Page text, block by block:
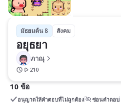
มัธยมต้น 8 สังคม
อยุธยา
ภาณุ
210
10 ข้อ
อนุญาตให้คำตอบที่ไม่ถูกต้อง ซ่อนคำตอบ